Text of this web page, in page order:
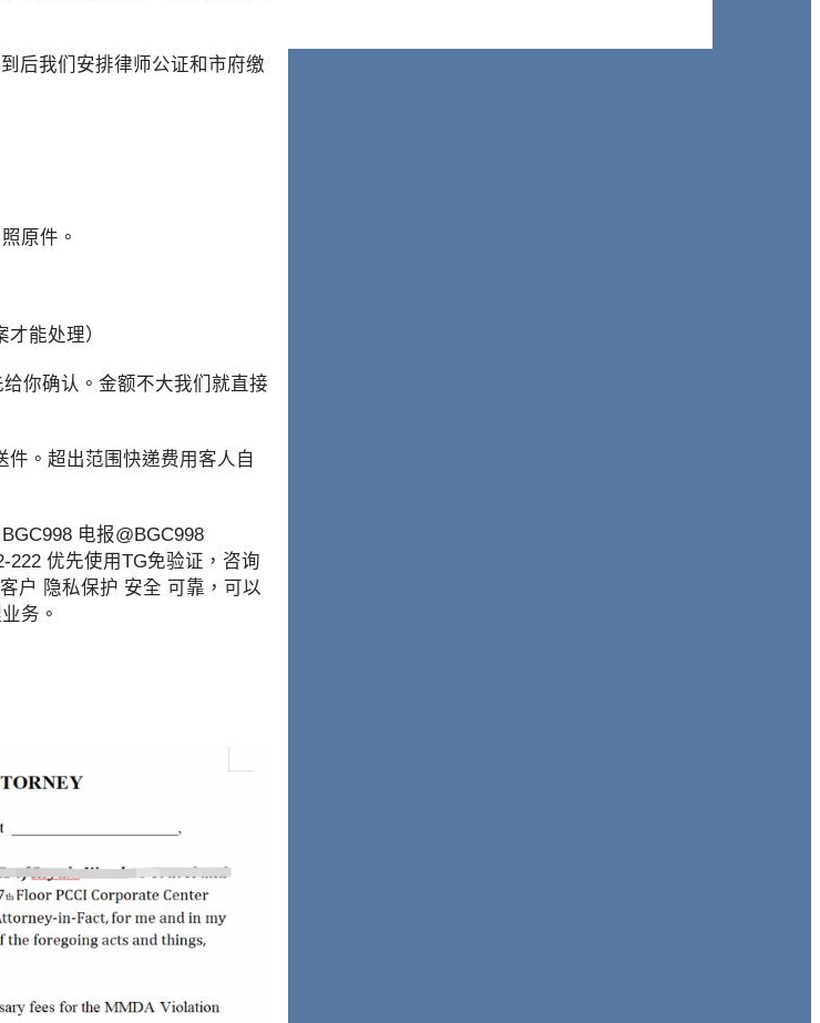
后我们安排律师公证和市府缴
原件。
能处理）
你确认。金额不大我们就直接
。超出范围快递费用客人自
电报@BGC998
222 优先使用TG免验证，咨询
户 隐私保护 安全 可靠，可以
务。